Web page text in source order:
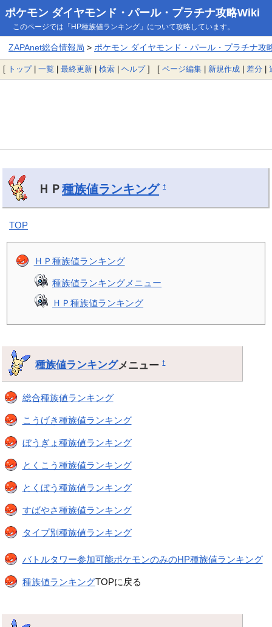
ポケモン ダイヤモンド・パール・プラチナ攻略Wiki
このページでは「HP種族値ランキング」について攻略しています。
ZAPAnet総合情報局 > ポケモン ダイヤモンド・パール・プラチナ攻
[ トップ| 一覧 | 最終更新 | 検索 | ヘルプ] [ ページ編集 | 新規作成 | 差分 |
ＨＰ種族値ランキング †
TOP
ＨＰ種族値ランキング
種族値ランキングメニュー
ＨＰ種族値ランキング
種族値ランキングメニュー†
総合種族値ランキング
こうげき種族値ランキング
ぼうぎょ種族値ランキング
とくこう種族値ランキング
とくぼう種族値ランキング
すばやさ種族値ランキング
タイプ別種族値ランキング
バトルタワー参加可能ポケモンのみのHP種族値ランキング
種族値ランキングTOPに戻る